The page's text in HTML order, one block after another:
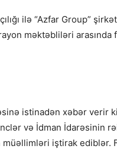
ilə “Azfar Group”
məktəbliləri
istinadən xəbər verir
və İdman İdarəsinin
müəllimləri iştirak ediblər.